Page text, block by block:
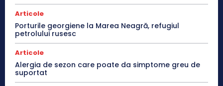
Articole
Porturile georgiene la Marea Neagră, refugiul
petrolului rusesc
Articole
Alergia de sezon care poate da simptome greu de
suportat